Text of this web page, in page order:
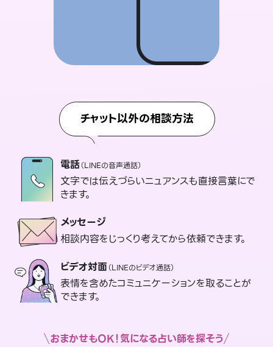
チャット以外の相談方法
電話（LINEの音声通話）
文字では伝えづらいニュアンスも直接言葉にで
きます。
メッセージ
相談内容をじっくり考えてから依頼できます。
ビデオ対面（LINEのビデオ通話）
表情を含めたコミュニケーションを取ることが
できます。
おまかせもOK！気になる占い師を探そう